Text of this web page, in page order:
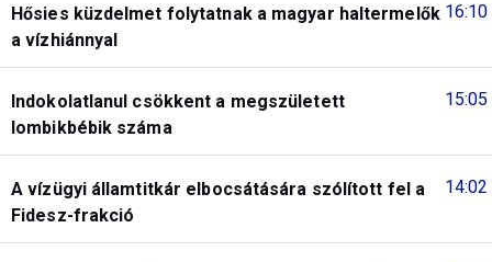
16:10
Hősies küzdelmet folytatnak a magyar haltermelők
a vízhiánnyal
15:05
Indokolatlanul csökkent a megszületett
lombikbébik száma
14:02
A vízügyi államtitkár elbocsátására szólított fel a
Fidesz-frakció